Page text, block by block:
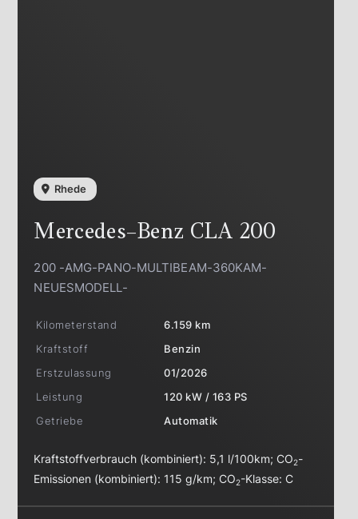
Rhede
Mercedes-Benz CLA 200
200 -AMG-PANO-MULTIBEAM-360KAM-
NEUESMODELL-
Kilometerstand
6.159 km
Kraftstoff
Benzin
Erstzulassung
01/2026
Leistung
120 kW / 163 PS
Getriebe
Automatik
Kraftstoffverbrauch (kombiniert): 5,1 l/100km;CO2-
Emissionen (kombiniert): 115 g/km;CO2-Klasse:C